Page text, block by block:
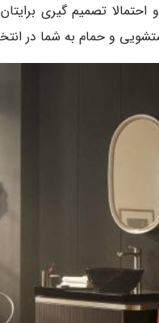
احتمالا تصمیم گیری
و حمام به شما در